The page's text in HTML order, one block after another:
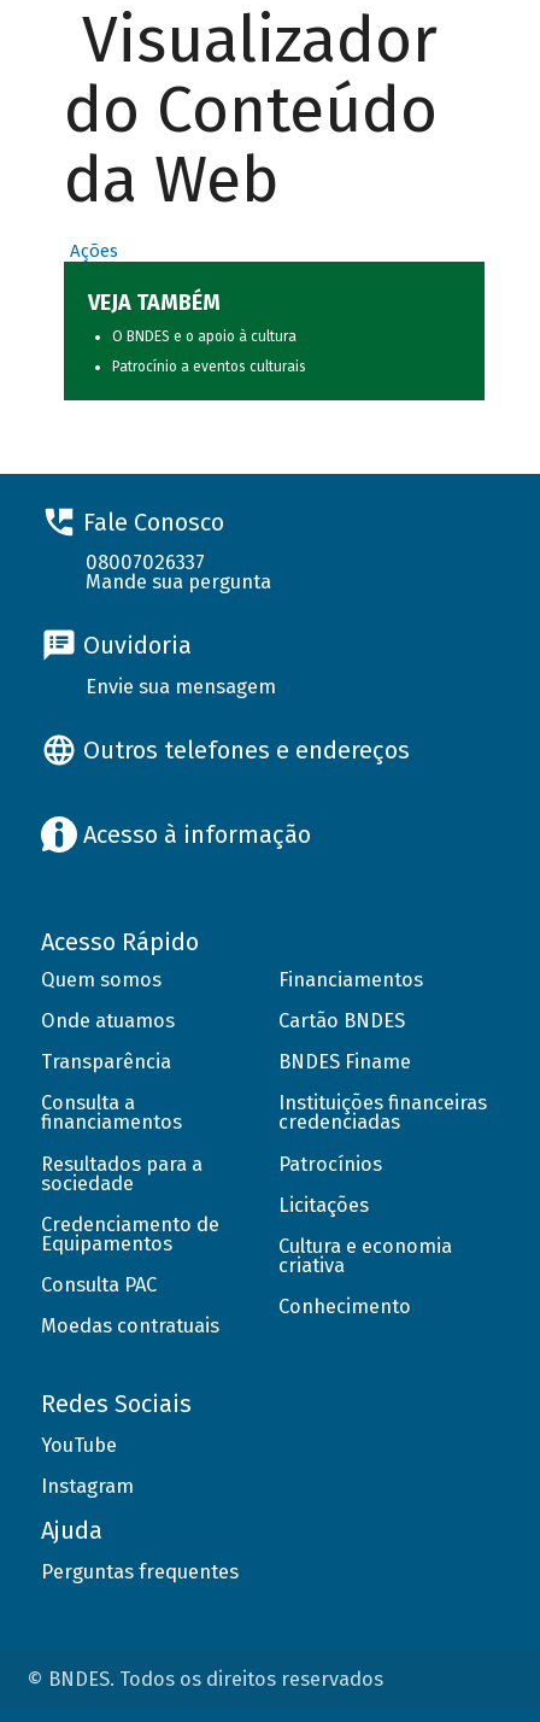
Visualizador
do Conteúdo
da Web
Ações
VEJA TAMBÉM
O BNDES e o apoio à cultura
Patrocínio a eventos culturais
Fale Conosco
08007026337
Mande sua pergunta
Ouvidoria
Envie sua mensagem
Outros telefones e endereços
Acesso à informação
Acesso Rápido
Quem somos
Onde atuamos
Transparência
Consulta a
financiamentos
Resultados para a
sociedade
Credenciamento de
Equipamentos
Consulta PAC
Moedas contratuais
Financiamentos
Cartão BNDES
BNDES Finame
Instituições financeiras
credenciadas
Patrocínios
Licitações
Cultura e economia
criativa
Conhecimento
Redes Sociais
YouTube
Instagram
Ajuda
Perguntas frequentes
© BNDES. Todos os direitos reservados